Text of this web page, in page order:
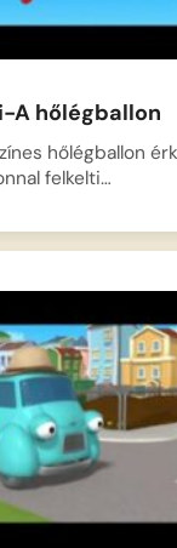
A hőlégballon
hőlégballon
felkelti…